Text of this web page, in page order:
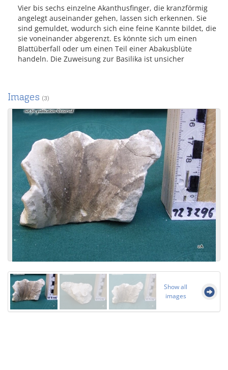
Vier bis sechs einzelne Akanthusfinger, die kranzförmig
angelegt auseinander gehen, lassen sich erkennen. Sie
sind gemuldet, wodurch sich eine feine Kannte bildet, die
sie voneinander abgerenzt. Es könnte sich um einen
Blattüberfall oder um einen Teil einer Abakusblüte
handeln. Die Zuweisung zur Basilika ist unsicher
Images (3)
Show all
images